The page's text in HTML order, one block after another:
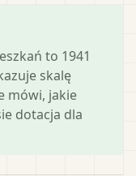
to 1941
skalę
mówi, jakie
dotacja dla